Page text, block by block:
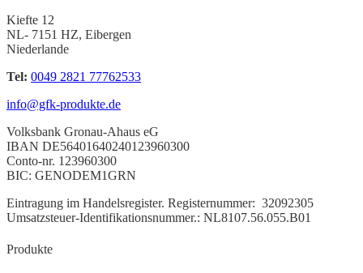
Kiefte 12
NL- 7151 HZ, Eibergen
Niederlande
Tel: 0049 2821 77762533
info@gfk-produkte.de
Volksbank Gronau-Ahaus eG
IBAN DE56401640240123960300
Conto-nr. 123960300
BIC: GENODEM1GRN
Eintragung im Handelsregister. Registernummer: 32092305
Umsatzsteuer-Identifikationsnummer.: NL8107.56.055.B01
Produkte